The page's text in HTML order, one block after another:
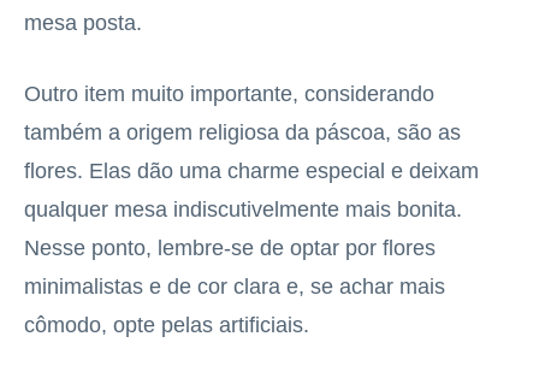
mesa posta.
Outro item muito importante, considerando
também a origem religiosa da páscoa, são as
flores. Elas dão uma charme especial e deixam
qualquer mesa indiscutivelmente mais bonita.
Nesse ponto, lembre-se de optar por flores
minimalistas e de cor clara e, se achar mais
cômodo, opte pelas artificiais.